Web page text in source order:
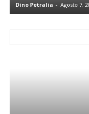
Dino Petralia - Agosto 7,